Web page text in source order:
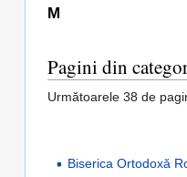
M
Pagini din
Următoarele 38 de
Biserica Ortodoxă